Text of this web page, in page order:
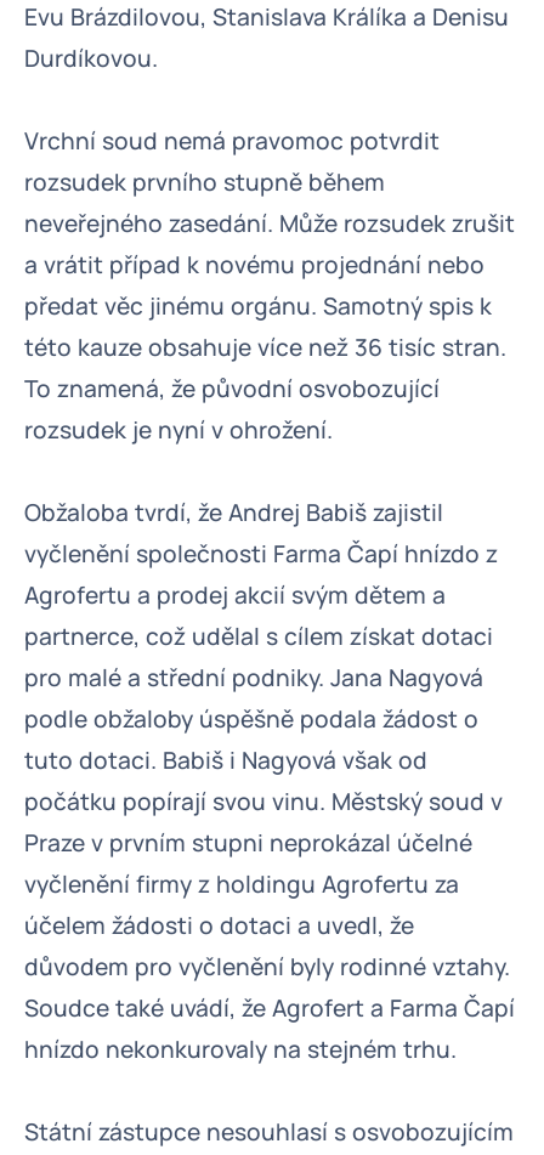
Evu Brázdilovou, Stanislava Králíka a Denisu
Durdíkovou.
Vrchní soud nemá pravomoc potvrdit
rozsudek prvního stupně během
neveřejného zasedání. Může rozsudek zrušit
a vrátit případ k novému projednání nebo
předat věc jinému orgánu. Samotný spis k
této kauze obsahuje více než 36 tisíc stran.
To znamená, že původní osvobozující
rozsudek je nyní v ohrožení.
Obžaloba tvrdí, že Andrej Babiš zajistil
vyčlenění společnosti Farma Čapí hnízdo z
Agrofertu a prodej akcií svým dětem a
partnerce, což udělal s cílem získat dotaci
pro malé a střední podniky. Jana Nagyová
podle obžaloby úspěšně podala žádost o
tuto dotaci. Babiš i Nagyová však od
počátku popírají svou vinu. Městský soud v
Praze v prvním stupni neprokázal účelné
vyčlenění firmy z holdingu Agrofertu za
účelem žádosti o dotaci a uvedl, že
důvodem pro vyčlenění byly rodinné vztahy.
Soudce také uvádí, že Agrofert a Farma Čapí
hnízdo nekonkurovaly na stejném trhu.
Státní zástupce nesouhlasí s osvobozujícím